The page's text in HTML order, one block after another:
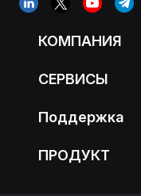
КОМПАНИЯ
СЕРВИСЫ
Поддержка
ПРОДУКТ